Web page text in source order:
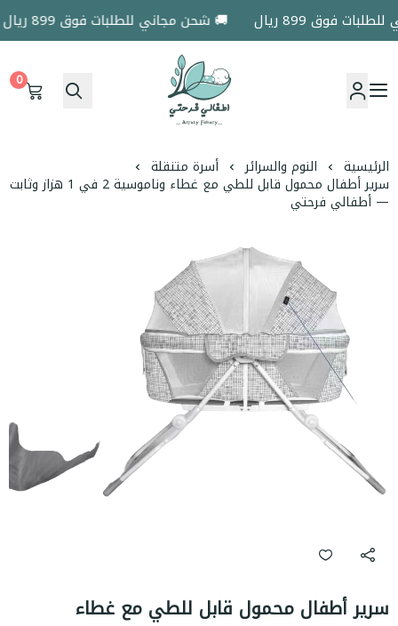
فوق 899 ريال 🚚 شحن مجاني للطلبات فوق 899 ريال
اطفالي فرحتي
0
الرئيسية النوم والسرائر أسرة متنقلة
سرير أطفال محمول قابل للطي مع غطاء وناموسية 2 في 1 هزاز وثابت
— أطفالي فرحتي
سرير أطفال محمول قابل للطي مع غطاء